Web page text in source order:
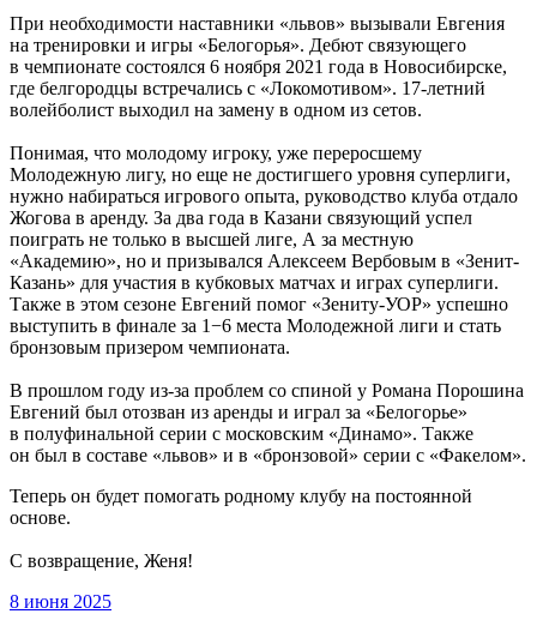
При необходимости наставники «львов» вызывали Евгения
на тренировки и игры «Белогорья». Дебют связующего
в чемпионате состоялся 6 ноября 2021 года в Новосибирске,
где белгородцы встречались с «Локомотивом». 17-летний
волейболист выходил на замену в одном из сетов.
Понимая, что молодому игроку, уже переросшему
Молодежную лигу, но еще не достигшего уровня суперлиги,
нужно набираться игрового опыта, руководство клуба отдало
Жогова в аренду. За два года в Казани связующий успел
поиграть не только в высшей лиге, А за местную
«Академию», но и призывался Алексеем Вербовым в «Зенит-
Казань» для участия в кубковых матчах и играх суперлиги.
Также в этом сезоне Евгений помог «Зениту-УОР» успешно
выступить в финале за 1−6 места Молодежной лиги и стать
бронзовым призером чемпионата.
В прошлом году из-за проблем со спиной у Романа Порошина
Евгений был отозван из аренды и играл за «Белогорье»
в полуфинальной серии с московским «Динамо». Также
он был в составе «львов» и в «бронзовой» серии с «Факелом».
Теперь он будет помогать родному клубу на постоянной
основе.
С возвращение, Женя!
8 июня 2025